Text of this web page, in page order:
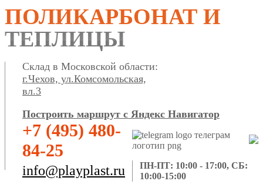
ПОЛИКАРБОНАТ И
ТЕПЛИЦЫ
Склад в Московской области:
г.Чехов, ул.Комсомольская,
вл.3
Построить маршрут с Яндекс Навигатор
+7 (495) 480-
84-25
info@playplast.ru
ПН-ПТ: 10:00 - 17:00, СБ:
10:00-15:00